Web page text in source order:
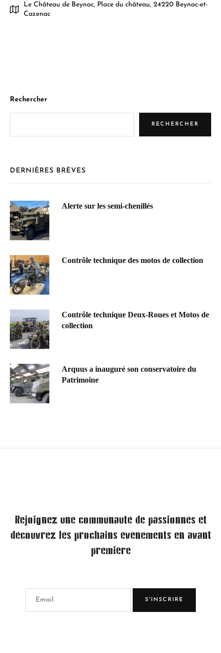
Le Château de Beynac, Place du château, 24220 Beynac-et-
Cazenac
Rechercher
RECHERCHER
DERNIÈRES BRÈVES
Alerte sur les semi-chenillés
Contrôle technique des motos de collection
Contrôle technique Deux-Roues et Motos de
collection
Arquus a inauguré son conservatoire du
Patrimoine
Rejoignez une communauté de passionnés et
découvrez les prochains événements en avant
première
S'INSCRIRE